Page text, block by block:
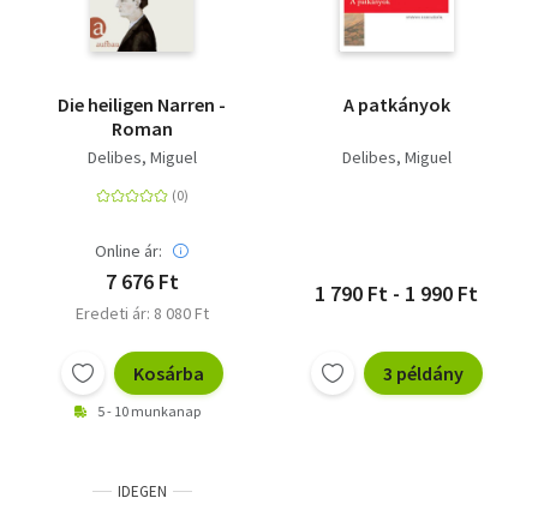
Die heiligen Narren -
Roman
Delibes, Miguel
Online ár:
7 676 Ft
Eredeti ár: 8 080 Ft
Kosárba
5 - 10 munkanap
A patkányok
Delibes, Miguel
1 790 Ft - 1 990 Ft
3 példány
IDEGEN